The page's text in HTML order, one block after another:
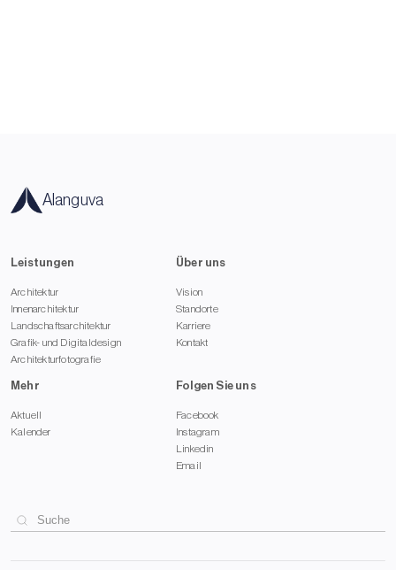
Alanguva
Leistungen
Architektur
Innenarchitektur
Landschaftsarchitektur
Grafik- und Digitaldesign
Architekturfotografie
Über uns
Vision
Standorte
Karriere
Kontakt
Mehr
Aktuell
Kalender
Folgen Sie uns
Facebook
Instagram
Linkedin
Email